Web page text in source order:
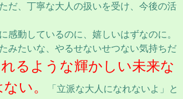
だ、丁寧な大人の扱いを受け、今後の活
感動しているのに、嬉しいはずなのに。
みたいな、やるせないせつない気持ちだ
るような輝かしい未来な
い。
「立派な大人になれないよ」と